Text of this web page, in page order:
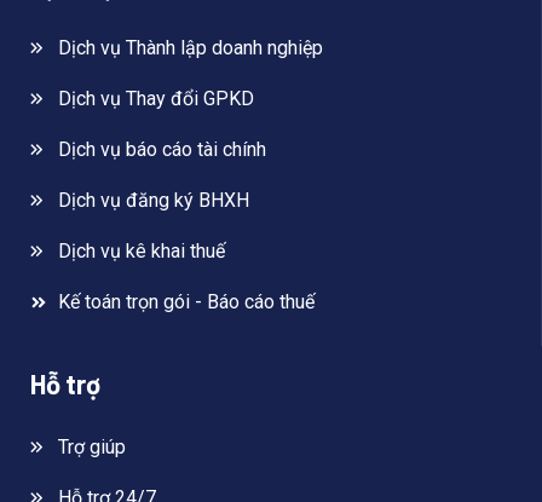
Dịch vụ Thành lập doanh nghiệp
Dịch vụ Thay đổi GPKD
Dịch vụ báo cáo tài chính
Dịch vụ đăng ký BHXH
Dịch vụ kê khai thuế
Kế toán trọn gói - Báo cáo thuế
Hỗ trợ
Trợ giúp